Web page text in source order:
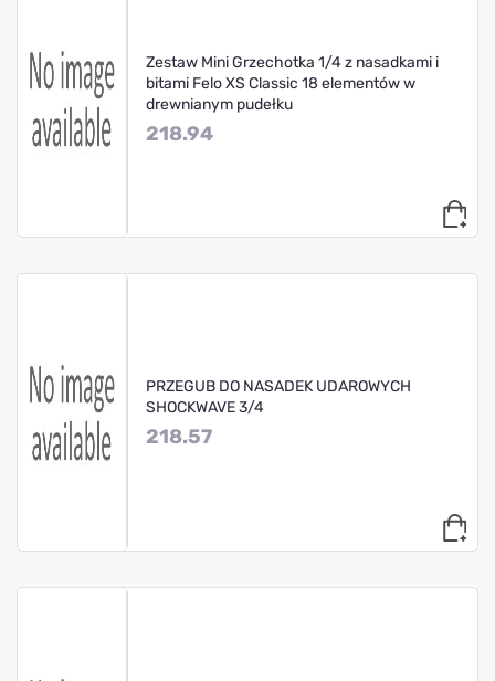
Zestaw Mini Grzechotka 1/4 z nasadkami i
bitami Felo XS Classic 18 elementów w
drewnianym pudełku
218.94
PRZEGUB DO NASADEK UDAROWYCH
SHOCKWAVE 3/4
218.57